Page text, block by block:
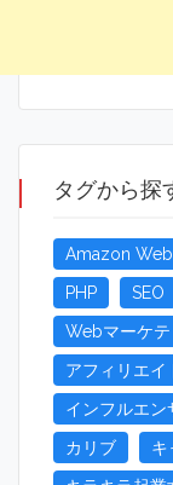
タグから探
Amazon
PHP
SEO
Webマーケ
アフィリエイ
インフルエン
カリブ
キ